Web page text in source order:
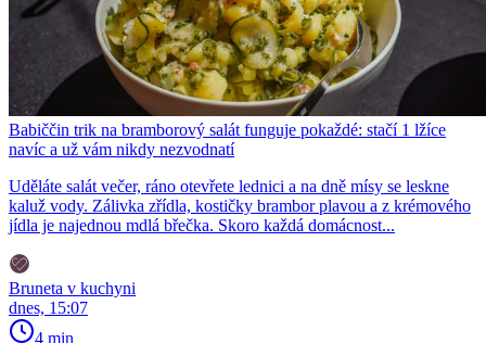
Babiččin trik na bramborový salát funguje pokaždé: stačí 1 lžíce
navíc a už vám nikdy nezvodnatí
Uděláte salát večer, ráno otevřete lednici a na dně mísy se leskne
kaluž vody. Zálivka zřídla, kostičky brambor plavou a z krémového
jídla je najednou mdlá břečka. Skoro každá domácnost...
Bruneta v kuchyni
dnes, 15:07
4 min